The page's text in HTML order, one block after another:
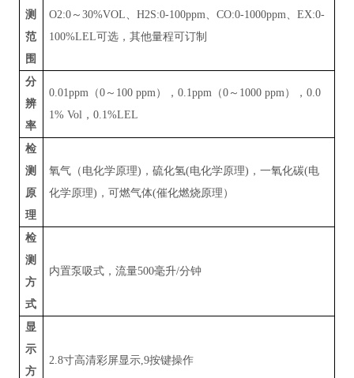
测
范
围
O2:0 ～30%VOL、H2S:0-100ppm、CO:0-1000ppm、EX:0-
100%LEL可选，其他量程可订制
分
辨
率
0.01ppm （0 ～ 100 ppm），0.1ppm （0 ～ 1000 ppm），0.0
1% Vol ，0.1%LEL
检
测
原
理
氧气（电化学原理) ，硫化氢(电化学原理) ，一氧化碳(电
化学原理) ，可燃气体(催化燃烧原理）
检
测
方
式
内置泵吸式，流量500毫升/分钟
显
示
方
2.8寸高清彩屏显示,9按键操作